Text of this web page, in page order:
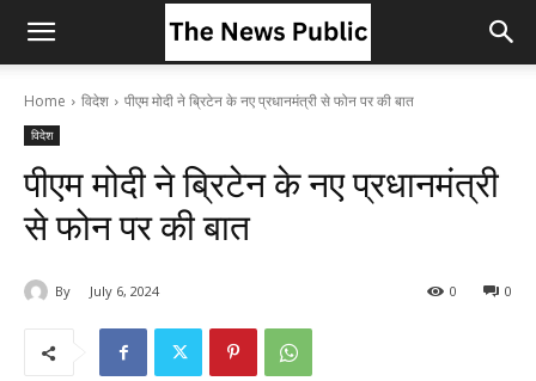
Home विदेश पीएम मोदी ने ब्रिटेन के नए प्रधानमंत्री से फोन पर की बात
विदेश
पीएम मोदी ने ब्रिटेन के नए प्रधानमंत्री
से फोन पर की बात
By July 6, 2024 0
0